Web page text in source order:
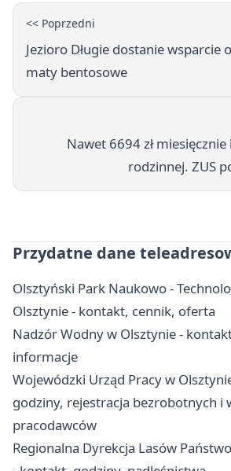
<< Poprzedni
Jezioro Długie dostanie wsparcie
maty bentosowe
Nawet 6694 zł
rodzinnej. ZUS
Przydatne dane
Olsztyński Park Naukowo -
Olsztynie - kontakt, cennik, oferta
Nadzór Wodny w Olsztynie -
informacje
Wojewódzki Urząd Pracy w
godziny, rejestracja bezrobotnych i
pracodawców
Regionalna Dyrekcja Lasów